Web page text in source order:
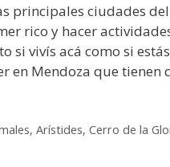
principales ciudades
rico y hacer
si vivís acá como si
en Mendoza que tienen
, Arístides, Cerro de la